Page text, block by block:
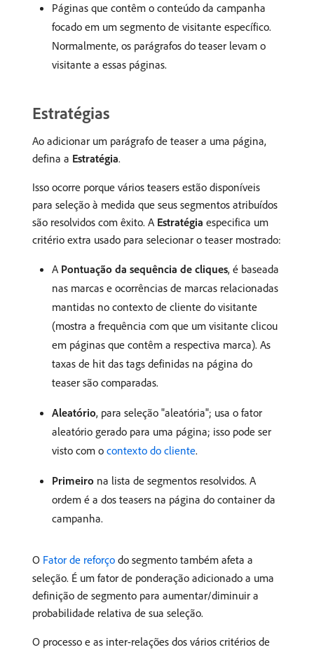
Páginas que contêm o conteúdo da campanha
focado em um segmento de visitante específico.
Normalmente, os parágrafos do teaser levam o
visitante a essas páginas.
Estratégias
Ao adicionar um parágrafo de teaser a uma página,
defina a Estratégia.
Isso ocorre porque vários teasers estão disponíveis
para seleção à medida que seus segmentos atribuídos
são resolvidos com êxito. A Estratégia especifica um
critério extra usado para selecionar o teaser mostrado:
A Pontuação da sequência de cliques, é baseada
nas marcas e ocorrências de marcas relacionadas
mantidas no contexto de cliente do visitante
(mostra a frequência com que um visitante clicou
em páginas que contêm a respectiva marca). As
taxas de hit das tags definidas na página do
teaser são comparadas.
Aleatório, para seleção "aleatória"; usa o fator
aleatório gerado para uma página; isso pode ser
visto com o contexto do cliente.
Primeiro na lista de segmentos resolvidos. A
ordem é a dos teasers na página do container da
campanha.
O Fator de reforço do segmento também afeta a
seleção. É um fator de ponderação adicionado a uma
definição de segmento para aumentar/diminuir a
probabilidade relativa de sua seleção.
O processo e as inter-relações dos vários critérios de